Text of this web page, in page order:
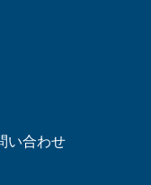
い合わせ